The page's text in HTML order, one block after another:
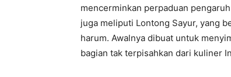
mencerminkan perpaduan
juga meliputi Lontong Sayur, yang
harum. Awalnya dibuat untuk
bagian tak terpisahkan dari kuliner